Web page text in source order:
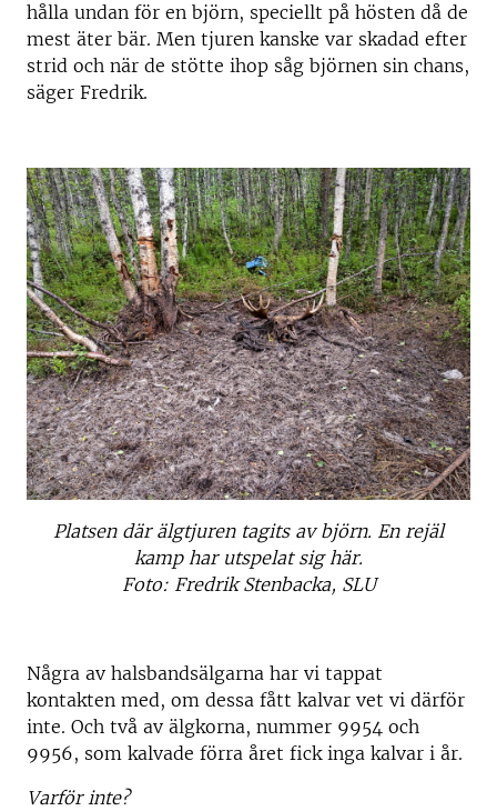
hålla undan för en björn, speciellt på hösten då de
mest äter bär. Men tjuren kanske var skadad efter
strid och när de stötte ihop såg björnen sin chans,
säger Fredrik.
Platsen där älgtjuren tagits av björn. En rejäl
kamp har utspelat sig här.
Foto: Fredrik Stenbacka, SLU
Några av halsbandsälgarna har vi tappat
kontakten med, om dessa fått kalvar vet vi därför
inte. Och två av älgkorna, nummer 9954 och
9956, som kalvade förra året fick inga kalvar i år.
Varför inte?